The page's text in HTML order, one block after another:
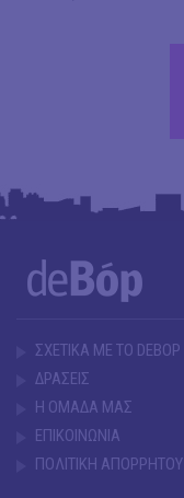
ΣΧΕΤΙΚΑ ΜΕ ΤΟ DEBOP
ΔΡΑΣΕΙΣ
Η ΟΜΑΔΑ ΜΑΣ
ΕΠΙΚΟΙΝΩΝΙΑ
ΠΟΛΙΤΙΚΗ ΑΠΟΡΡΗΤΟΥ